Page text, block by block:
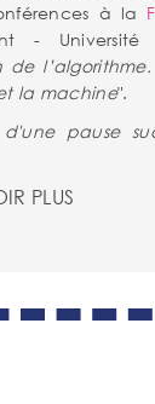
à la
- Université
de
la machine".
pause
PLUS